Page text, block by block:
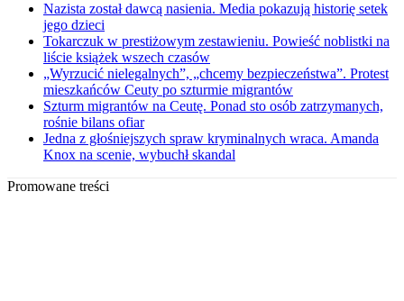
Nazista został dawcą nasienia. Media pokazują historię setek
jego dzieci
Tokarczuk w prestiżowym zestawieniu. Powieść noblistki na
liście książek wszech czasów
„Wyrzucić nielegalnych”, „chcemy bezpieczeństwa”. Protest
mieszkańców Ceuty po szturmie migrantów
Szturm migrantów na Ceutę. Ponad sto osób zatrzymanych,
rośnie bilans ofiar
Jedna z głośniejszych spraw kryminalnych wraca. Amanda
Knox na scenie, wybuchł skandal
Promowane treści